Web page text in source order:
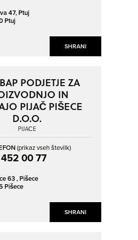
SHRANI
47, Ptuj
Ptuj
SHRANI
PODJETJE ZA
IN
PIJAČ PIŠECE
D.O.O.
PIJAČE
(prikaz vseh številk)
00 77
63 , Pišece
Pišece